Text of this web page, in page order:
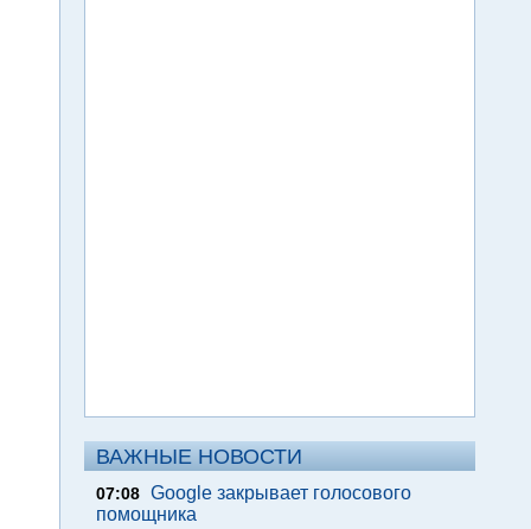
ВАЖНЫЕ НОВОСТИ
07:08 Google закрывает голосового
помощника